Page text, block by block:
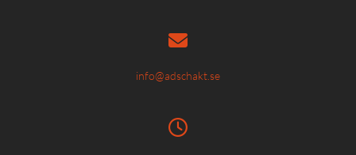

info@adschakt.se
